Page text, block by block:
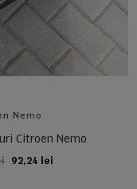
Nemo
Citroen Nemo
92,24 lei
IN COS